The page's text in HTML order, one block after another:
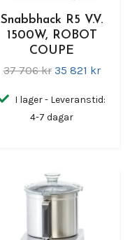
Snabbhack R5 V.V.
1500W, ROBOT
COUPE
37 706 kr 35 821 kr
I lager - Leveranstid:
4-7 dagar